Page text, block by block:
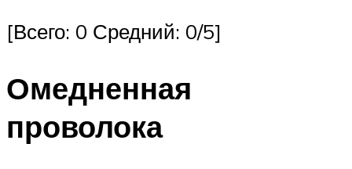
[Всего: 0 Средний: 0/5]
Омедненная
проволока